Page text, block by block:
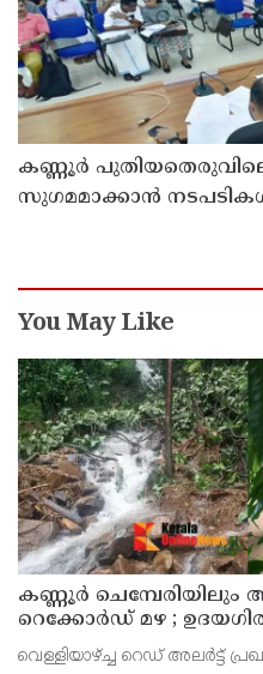
കണ്ണൂർ
സുഗമമാക്കാന്‍
You May Like
കണ്ണൂർ ചെമ്പേരിയിലും
റെക്കോർഡ് മഴ ;
ഉരുൾപൊട്ടൽ; 13 പേരെ
വെള്ളിയാഴ്ച്ച റെഡ് അലർട്ട്